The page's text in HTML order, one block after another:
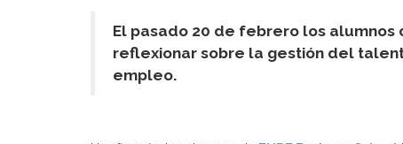
El pasado 20 de febrero los alumnos
reflexionar sobre la gestión del
empleo.